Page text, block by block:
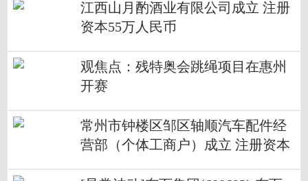
江西山月酌酒业有限公司成立 注册
资本55万人民币
观焦点：残特奥会跳绳项目在惠州
开赛
常州市钟楼区邹区轴顺汽车配件经
营部（个体工商户）成立 注册资本